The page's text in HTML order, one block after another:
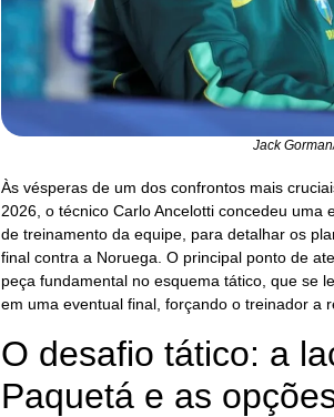
Jack
Às vésperas de um dos confrontos mais
2026, o técnico Carlo Ancelotti concedeu
de treinamento da equipe, para detalhar os
final contra a Noruega. O principal ponto de
peça fundamental no esquema tático, que se
em uma eventual final, forçando o treinador a
O desafio tático: a
Paquetá e as